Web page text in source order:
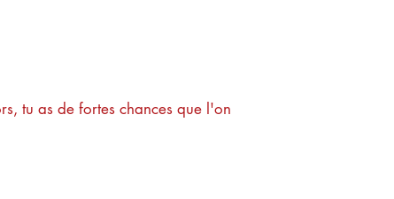
tu as de fortes chances que l'on